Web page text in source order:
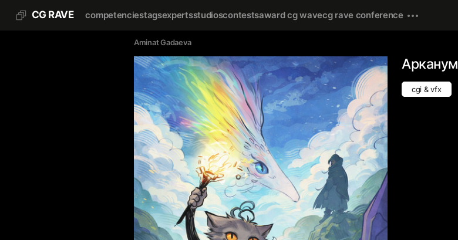
CG RAVE competenciestagsexpertsstudioscontestsaward cg wavecg rave conference
Aminat Gadaeva
Арканум
cgi & vfx